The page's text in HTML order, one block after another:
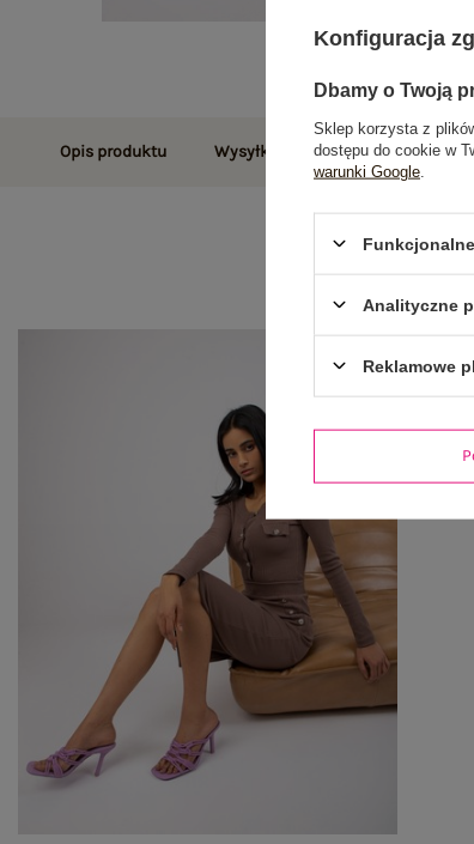
Opis produktu Wysyłka i dostawa Zwroty i
Konfiguracja
Dbamy o Twoją
Sklep korzysta z
dostępu do cookie w
warunki Google
Analityczne
Reklamowe